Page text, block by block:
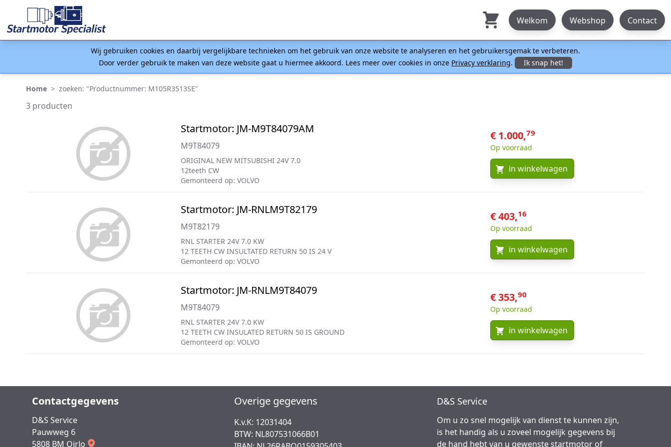
Welkom Webshop Contact
Wij gebruiken cookies en daarbij vergelijkbare technieken om het gebruik van onze website te analyseren en het gebruikersgemak te verbeteren.
Door verder gebruik te maken van deze website gaat u hiermee akkoord. Lees meer over cookies in onze Privacy verklaring. Ik snap het!
Home > zoeken: "Productnummer: M105R3513SE"
3 producten
Startmotor: JM-M9T84079AM
M9T84079
ORIGINAL NEW MITSUBISHI 24V 7.0
12teeth CW
Gemonteerd op: VOLVO
€ 1.000,79
Op voorraad
in winkelwagen
Startmotor: JM-RNLM9T82179
M9T82179
RNL STARTER 24V 7.0 KW
12 TEETH CW INSULTATED RETURN 50 IS 24 V
Gemonteerd op: VOLVO
€ 403,16
Op voorraad
in winkelwagen
Startmotor: JM-RNLM9T84079
M9T84079
RNL STARTER 24V 7.0 KW
12 TEETH CW INSULATED RETURN 50 IS GROUND
Gemonteerd op: VOLVO
€ 353,90
Op voorraad
in winkelwagen
Contactgegevens
D&S Service
Pauwweg 6
5808 BM Oirlo
Overige gegevens
K.v.K: 12031404
BTW: NL807531066B01
D&S Service
Om u zo snel mogelijk van dienst te kunnen zijn,
is het handig als u zoveel mogelijk gegevens bij
de hand hebt van u gewenste startmotor of